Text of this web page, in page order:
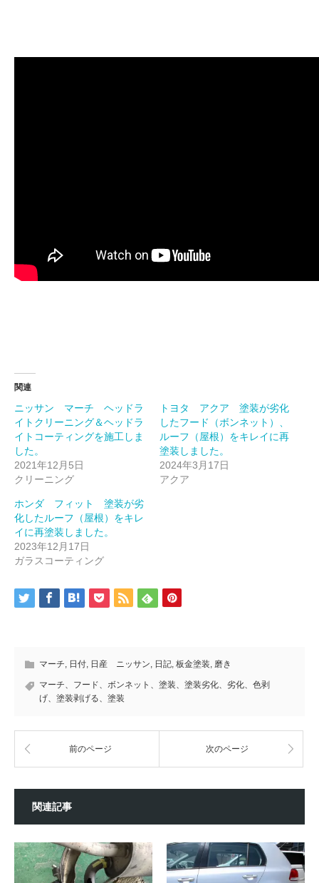
関連
ニッサン マーチ ヘッドラ
イトクリーニング＆ヘッドラ
イトコーティングを施工しま
した。
2021年12月5日
クリーニング
トヨタ アクア 塗装が劣化
したフード（ボンネット）、
ルーフ（屋根）をキレイに再
塗装しました。
2024年3月17日
アクア
ホンダ フィット 塗装が劣
化したルーフ（屋根）をキレ
イに再塗装しました。
2023年12月17日
ガラスコーティング
マーチ, 日付, 日産 ニッサン, 日記, 板金塗装, 磨き
マーチ、フード、ボンネット、塗装、塗装劣化、劣化、色剥
げ、塗装剥げる、塗装
前のページ 次のページ
関連記事